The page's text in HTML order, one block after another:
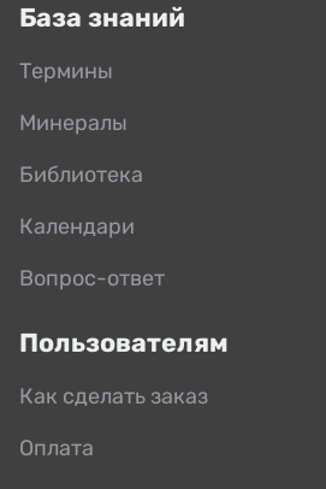
База знаний
Термины
Минералы
Библиотека
Календари
Вопрос-ответ
Пользователям
Как сделать заказ
Оплата